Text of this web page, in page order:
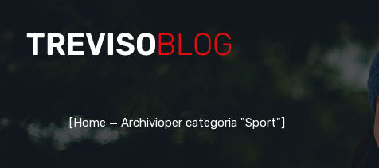
[Home Archivioper categoria "Sport"]